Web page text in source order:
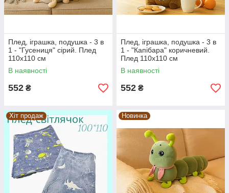
Плед, іграшка, подушка - 3 в
1 - "Гусениця" сірий. Плед
110х110 см
В наявності
552 ₴
Плед, іграшка, подушка - 3 в
1 - "Капібара" коричневий.
Плед 110х110 см
В наявності
552 ₴
Хіт продаж Новинка